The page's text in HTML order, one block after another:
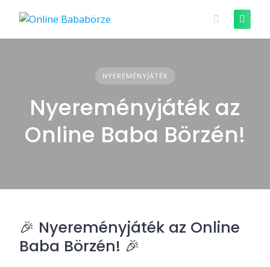
content
NYEREMÉNYJÁTÉK
Nyereményjáték az
Online Baba Börzén!
🎉 Nyereményjáték az Online
Baba Börzén! 🎉